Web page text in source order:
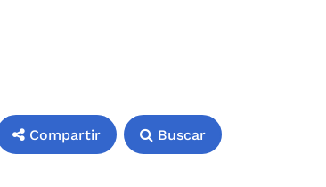
Compartir Buscar